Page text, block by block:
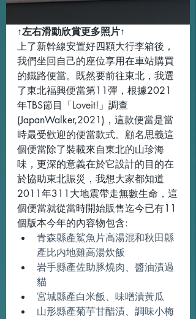
↑左右滑動欣賞更多照片↑
上了新幹線安置好四顆大行李箱後，
我們坐回自己的座位享用在車站購買
的鐵路便當。既然要前往東北，我選
了東北福興便當第11彈，根據2021
年TBS節目「Loveit!」 調查
(JapanWalker,2021)，這款便當是當
時最受歡迎的便當款式。顧名思義這
個便當除了裝載來自東北的山珍海
味，更深的意義在於它設計的目的在
於協助東北賑災，我想大家都知道
2011年311大地震帶走無數生命，這
個便當就從當時開始販售迄今已有11
個版本今年的內容物包含:
青森縣產鯊魚片高湯混和秋田縣
產比内地雞高湯炊飯
岩手縣產佐助豚燒肉、醬油漬過
貓
宮城縣產白米飯、味噌漬黃瓜
山形縣產菊芋甘醋漬、調味小梅